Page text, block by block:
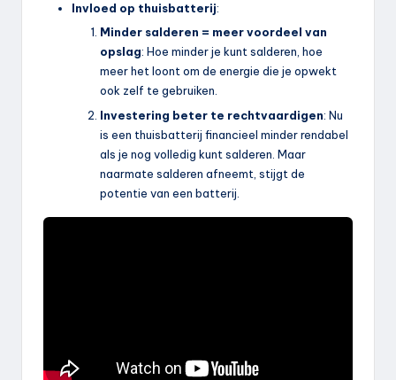
Invloed op thuisbatterij:
Minder salderen = meer voordeel van
opslag: Hoe minder je kunt salderen, hoe
meer het loont om de energie die je opwekt
ook zelf te gebruiken.
Investering beter te rechtvaardigen: Nu
is een thuisbatterij financieel minder rendabel
als je nog volledig kunt salderen. Maar
naarmate salderen afneemt, stijgt de
potentie van een batterij.